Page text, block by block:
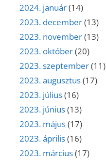
2024. január(14)
2023. december(13)
2023. november(13)
2023. október(20)
2023. szeptember(11)
2023. augusztus(17)
2023. július(16)
2023. június(13)
2023. május(17)
2023. április(16)
2023. március(17)